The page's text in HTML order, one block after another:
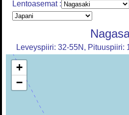
Lentoasemat :
Leveyspiiri: 32-55N, Pituuspiiri:
+
−